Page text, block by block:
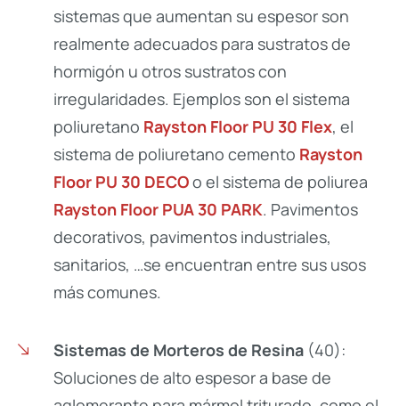
sistemas que aumentan su espesor son
realmente adecuados para sustratos de
hormigón u otros sustratos con
irregularidades. Ejemplos son el sistema
poliuretano Rayston Floor PU 30 Flex, el
sistema de poliuretano cemento Rayston
Floor PU 30 DECOo el sistema de poliurea
Rayston Floor PUA 30 PARK. Pavimentos
decorativos, pavimentos industriales,
sanitarios, …se encuentran entre sus usos
más comunes.
Sistemas de Morteros de Resina(40):
Soluciones de alto espesor a base de